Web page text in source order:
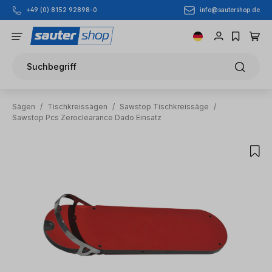
Zum Hauptinhalt springen
+49 (0) 8152 92898-0 info@sautershop.de
Suchbegriff
Sägen / Tischkreissägen / Sawstop Tischkreissäge
/
Sawstop Pcs Zeroclearance Dado Einsatz